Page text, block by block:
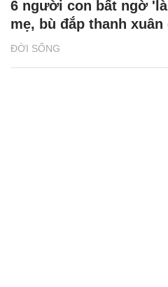
ĐỜI SỐNG
6 người con bất ngờ
mẹ, bù đắp thanh xuân